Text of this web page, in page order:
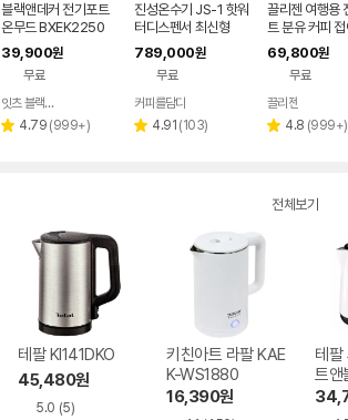
블랙앤데커 전기포트
온무드 BXEK2250
39,900원
무료
페이
잇츠 블랙앤데커
별 4.79 리
(999+)
진성온수기 JS-1 핫워
터디스펜서 최신형
789,000원
무료
페이
커피를담다
별 4.91 리
(103)
끌리젠 여행용
트 분유 커피
대용
69,800원
무료
끌리젠
별 4.8 리
(999+)
전체보기
테팔 KI141DKO
45,480원
5.0 (5)
키친아트 라팔 KAE
K-WS1880
16,390원
테팔
트앤